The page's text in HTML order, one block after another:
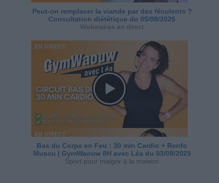
Peut-on remplacer la viande par des féculents ?
Consultation diététique du 05/08/2026
Webinaires en direct
Bas du Corps en Feu : 30 min Cardio + Renfo
Muscu | GymWaouw 8H avec Léa du 03/09/2025
Sport pour maigrir à la maison